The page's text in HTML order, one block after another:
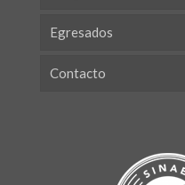
Egresados
Contacto